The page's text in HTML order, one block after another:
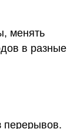
менять
в разные
перерывов.